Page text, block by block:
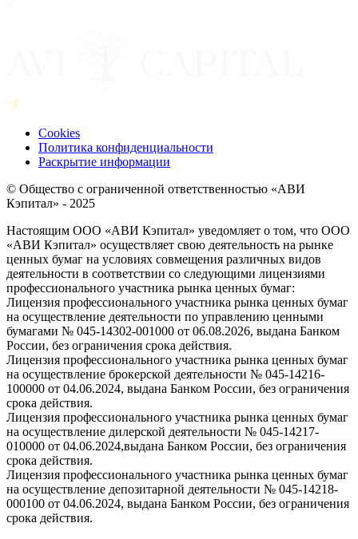
Cookies
Политика конфиденциальности
Раскрытие информации
© Общество с ограниченной ответственностью «АВИ
Кэпитал» - 2025
Настоящим ООО «АВИ Кэпитал» уведомляет о том, что ООО
«АВИ Кэпитал» осуществляет свою деятельность на рынке
ценных бумаг на условиях совмещения различных видов
деятельности в соответствии со следующими лицензиями
профессионального участника рынка ценных бумаг:
Лицензия профессионального участника рынка ценных бумаг
на осуществление деятельности по управлению ценными
бумагами № 045-14302-001000 от 06.08.2026, выдана Банком
России, без ограничения срока действия.
Лицензия профессионального участника рынка ценных бумаг
на осуществление брокерской деятельности № 045-14216-
100000 от 04.06.2024, выдана Банком России, без ограничения
срока действия.
Лицензия профессионального участника рынка ценных бумаг
на осуществление дилерской деятельности № 045-14217-
010000 от 04.06.2024,выдана Банком России, без ограничения
срока действия.
Лицензия профессионального участника рынка ценных бумаг
на осуществление депозитарной деятельности № 045-14218-
000100 от 04.06.2024, выдана Банком России, без ограничения
срока действия.